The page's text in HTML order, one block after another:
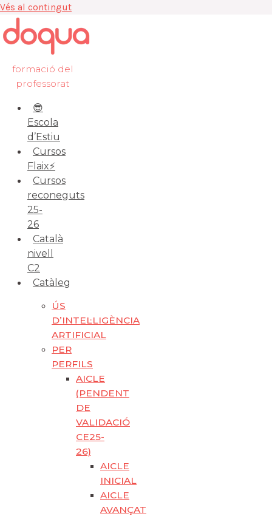
Vés al contingut
formació del
professorat
😎
Escola
d’Estiu
Cursos
Flaix⚡️
Cursos
reconeguts
25-
26
Català
nivell
C2
Catàleg
ÚS
D’INTEL·LIGÈNCIA
ARTIFICIAL
PER
PERFILS
AICLE
(PENDENT
DE
VALIDACIÓ
CE25-
26)
AICLE
INICIAL
AICLE
AVANÇAT